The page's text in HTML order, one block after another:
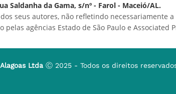
Saldanha da Gama, s/nº - Farol - Maceió/AL.
seus autores, não refletindo necessariamente
agências Estado de São Paulo e Associated
Ltda Ⓒ 2025 - Todos os direitos